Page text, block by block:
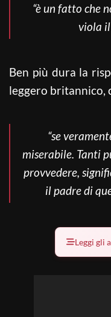
“è un fatto che
viola il
Ben più dura la
leggero britannico,
“se
miserabile. Tanti
provvedere,
il padre di
Leggi gli